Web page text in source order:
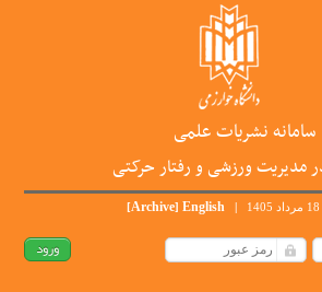
سامانه نشریات علمی
مدیریت ورزشی و رفتار حرکتی
|
English
[Archive]